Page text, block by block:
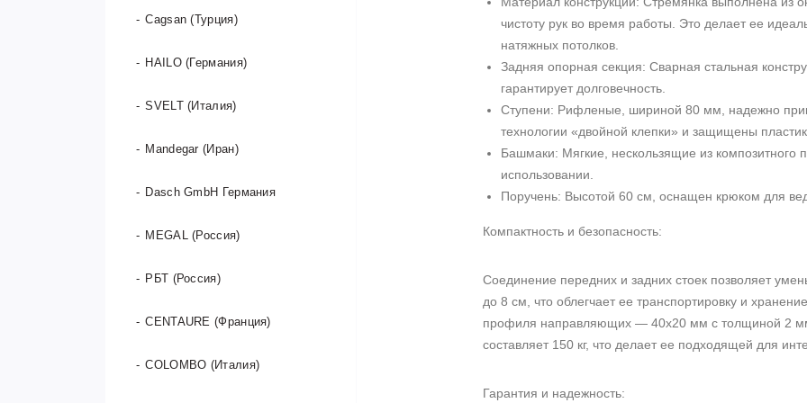
Cagsan (Турция)
HAILO (Германия)
SVELT (Италия)
Mandegar (Иран)
Dasch GmbH Германия
MEGAL (Россия)
РБТ (Россия)
CENTAURE (Франция)
COLOMBO (Италия)
чистоту рук во время работы. Это делает ее
натяжных потолков.
Задняя опорная секция: Сварная стальная
гарантирует долговечность.
Ступени: Рифленые, шириной 80 мм, надежно
технологии «двойной клепки» и защищены
Башмаки: Мягкие, нескользящие из композитного
использовании.
Поручень: Высотой 60 см, оснащен крюком для
Компактность и безопасность:
Соединение передних и задних стоек позволяет
до 8 см, что облегчает ее транспортировку и
профиля направляющих — 40х20 мм с толщиной 2
составляет 150 кг, что делает ее подходящей для
Гарантия и надежность: